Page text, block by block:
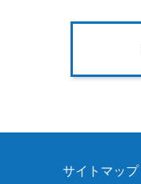
サイトマップ